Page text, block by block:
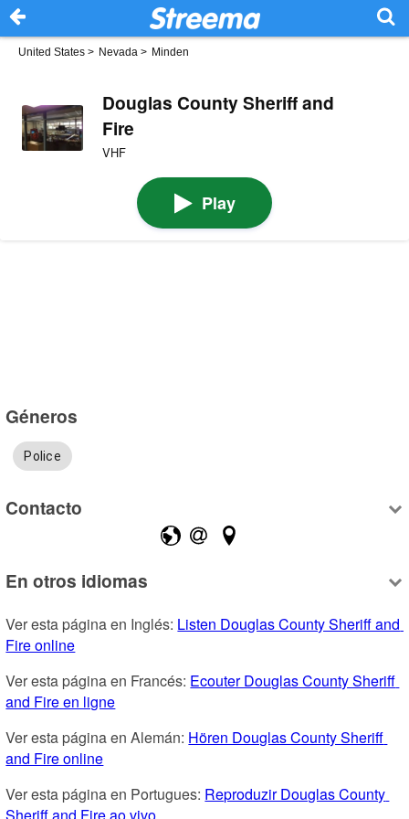
United States > Nevada > Minden
Douglas County Sheriff and
Fire
VHF
Play
Géneros
Police
Contacto
En otros idiomas
Ver esta página en Inglés: Listen Douglas County Sheriff and
Fire online
Ver esta página en Francés: Ecouter Douglas County Sheriff
and Fire en ligne
Ver esta página en Alemán: Hören Douglas County Sheriff
and Fire online
Ver esta página en Portugues: Reproduzir Douglas County
Sheriff and Fire ao vivo